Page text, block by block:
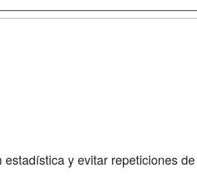
y evitar repeticiones de